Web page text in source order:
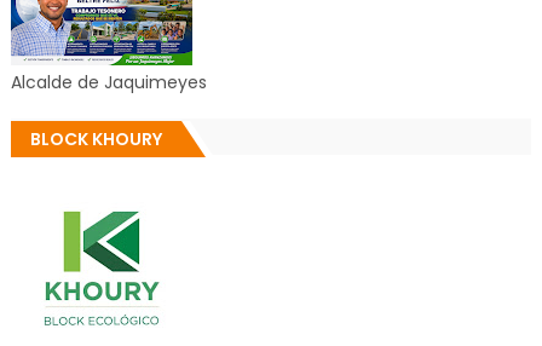
Alcalde de Jaquimeyes
BLOCK KHOURY